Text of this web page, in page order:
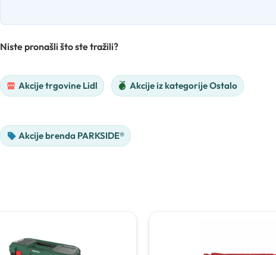
Niste pronašli što ste tražili?
Akcije trgovine Lidl Akcije iz kategorije Ostalo
Akcije brenda PARKSIDE®